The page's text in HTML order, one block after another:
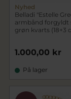
Nyhed
Belladi "Estelle
armbånd forgyldt
grøn kvarts (18+3
1.000,00 kr
På lager